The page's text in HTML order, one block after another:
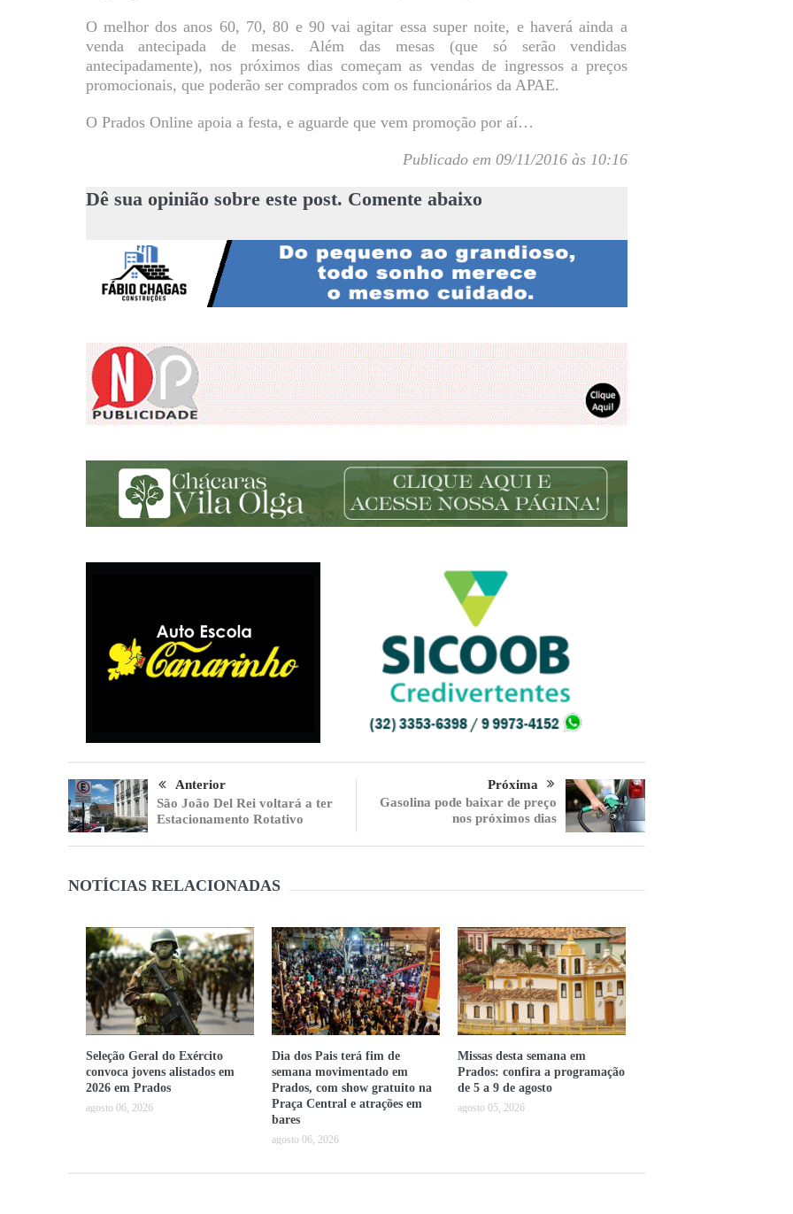
O melhor dos anos 60, 70, 80 e 90 vai agitar essa super noite, e haverá ainda a
venda antecipada de mesas. Além das mesas (que só serão vendidas
antecipadamente), nos próximos dias começam as vendas de ingressos a preços
promocionais, que poderão ser comprados com os funcionários da APAE.
O Prados Online apoia a festa, e aguarde que vem promoção por aí…
Publicado em 09/11/2016 às 10:16
Dê sua opinião sobre este post. Comente abaixo
Anterior
São João Del Rei voltará a ter
Estacionamento Rotativo
Próxima
Gasolina pode baixar de preço
nos próximos dias
NOTÍCIAS RELACIONADAS
Seleção Geral do Exército
convoca jovens alistados em
2026 em Prados
agosto 06, 2026
Dia dos Pais terá fim de
semana movimentado em
Prados, com show gratuito na
Praça Central e atrações em
bares
agosto 06, 2026
Missas desta semana em
Prados: confira a programação
de 5 a 9 de agosto
agosto 05, 2026